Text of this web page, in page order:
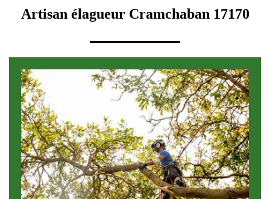
Artisan élagueur Cramchaban 17170